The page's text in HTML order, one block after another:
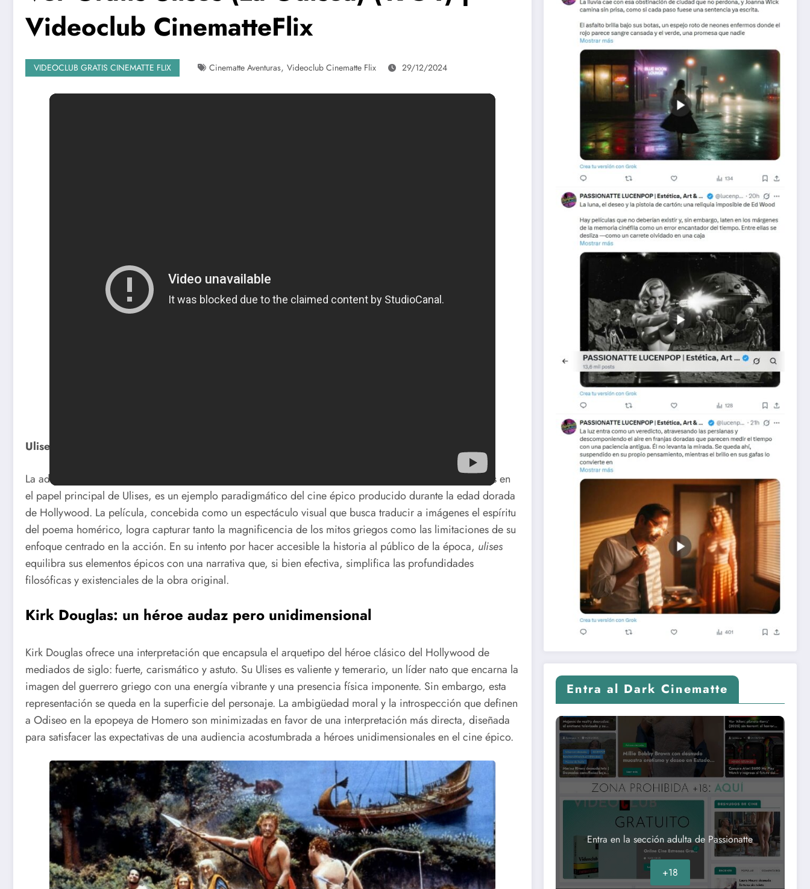
Videoclub CinematteFlix
VIDEOCLUB GRATIS CINEMATTE FLIX Cinematte Aventuras, Videoclub Cinematte Flix 29/12/2024
Ulises (1954): la épica de Homero a través del lente clásico del Hollywood dorado
La adaptación de
realizada en 1954 bajo la dirección de Mario Camerini y con Kirk Douglas en
el papel principal de Ulises, es un ejemplo paradigmático del cine épico producido durante la edad dorada
de Hollywood. La película, concebida como un espectáculo visual que busca traducir a imágenes el espíritu
del poema homérico, logra capturar tanto la magnificencia de los mitos griegos como las limitaciones de su
enfoque centrado en la acción. En su intento por hacer accesible la historia al público de la época, ulises
equilibra sus elementos épicos con una narrativa que, si bien efectiva, simplifica las profundidades
filosóficas y existenciales de la obra original.
Kirk Douglas: un héroe audaz pero unidimensional
Kirk Douglas ofrece una interpretación que encapsula el arquetipo del héroe clásico del Hollywood de
mediados de siglo: fuerte, carismático y astuto. Su Ulises es valiente y temerario, un líder nato que encarna la
imagen del guerrero griego con una energía vibrante y una presencia física imponente. Sin embargo, esta
representación se queda en la superficie del personaje. La ambigüedad moral y la introspección que definen
a Odiseo en la epopeya de Homero son minimizadas en favor de una interpretación más directa, diseñada
para satisfacer las expectativas de una audiencia acostumbrada a héroes unidimensionales en el cine épico.
Entra al Dark Cinematte
Entra en la sección adulta de Passionatte
+18